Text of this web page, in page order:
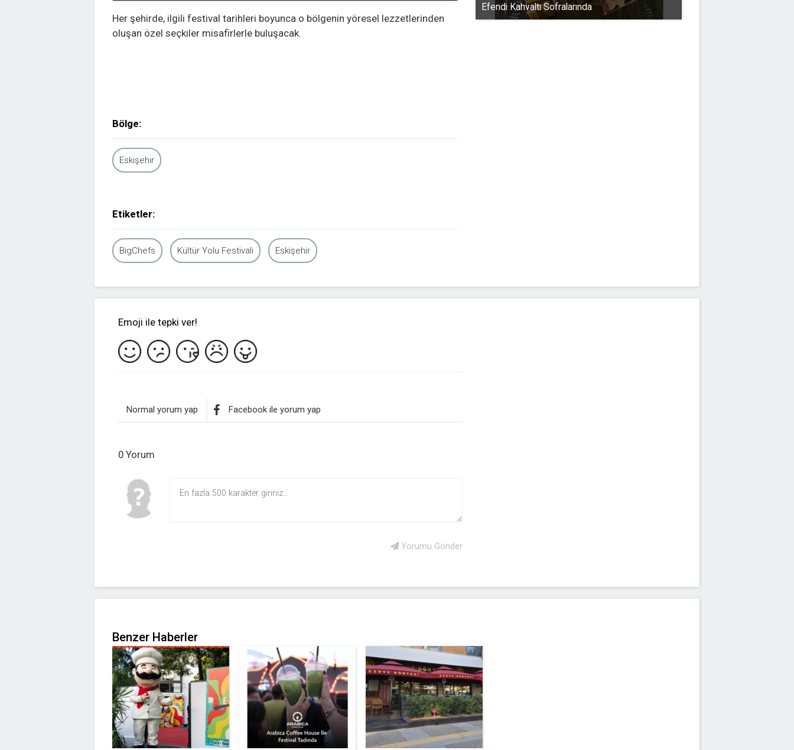
Her şehirde, ilgili festival tarihleri boyunca o bölgenin yöresel lezzetlerinden
oluşan özel seçkiler misafirlerle buluşacak.
Bölge:
Eskişehir
Etiketler:
BigChefs Kültür Yolu Festivali Eskişehir
Efendi Kahvaltı Sofralarında
Emoji ile tepki ver!
Normal yorum yap Facebook ile yorum yap
0 Yorum
Yorumu Gönder
Benzer Haberler